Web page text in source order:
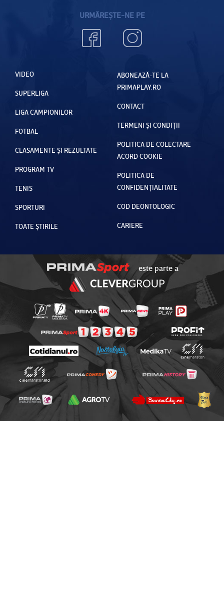
URMĂREȘTE-NE PE
VIDEO
SUPERLIGA
LIGA CAMPIONILOR
FOTBAL
CLASAMENTE ȘI REZULTATE
PROGRAM TV
TENIS
SPORTURI
TOATE ȘTIRILE
ABONEAZĂ-TE LA
PRIMAPLAY.RO
CONTACT
TERMENI ȘI CONDIȚII
POLITICA DE COLECTARE
ACORD COOKIE
POLITICA DE
CONFIDENȚIALITATE
COD DEONTOLOGIC
CARIERE
este parte a